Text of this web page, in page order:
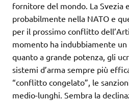
fornitore del mondo. La Svezia
probabilmente nella NATO e
per il prossimo conflitto
momento ha indubbiamente
quanto a grande potenza, gli
sistemi d’arma sempre più
“conflitto congelato”, le
medio-lunghi. Sembra la